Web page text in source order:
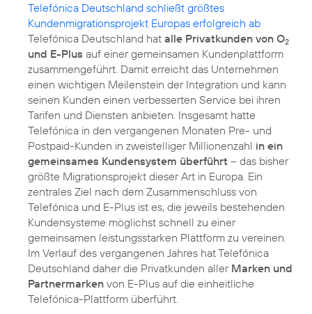
Telefónica Deutschland schließt größtes
Kundenmigrationsprojekt Europas erfolgreich ab
Telefónica Deutschland hat alle Privatkunden von O2
und E-Plus auf einer gemeinsamen Kundenplattform
zusammengeführt. Damit erreicht das Unternehmen
einen wichtigen Meilenstein der Integration und kann
seinen Kunden einen verbesserten Service bei ihren
Tarifen und Diensten anbieten. Insgesamt hatte
Telefónica in den vergangenen Monaten Pre- und
Postpaid-Kunden in zweistelliger Millionenzahl in ein
gemeinsames Kundensystem überführt – das bisher
größte Migrationsprojekt dieser Art in Europa. Ein
zentrales Ziel nach dem Zusammenschluss von
Telefónica und E-Plus ist es, die jeweils bestehenden
Kundensysteme möglichst schnell zu einer
gemeinsamen leistungsstarken Plattform zu vereinen.
Im Verlauf des vergangenen Jahres hat Telefónica
Deutschland daher die Privatkunden aller Marken und
Partnermarken von E-Plus auf die einheitliche
Telefónica-Plattform überführt.